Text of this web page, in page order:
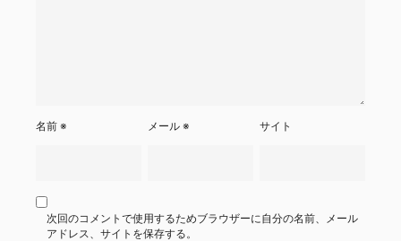
名前 ※ メール※ サイト
次回のコメントで使用するためブラウザーに自分の名前、メール
アドレス、サイトを保存する。